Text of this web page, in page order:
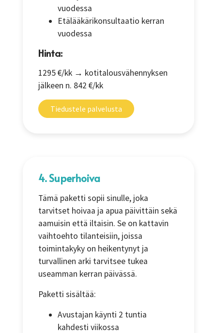
vuodessa
Etälääkärikonsultaatio kerran
vuodessa
Hinta:
1295 €/kk → kotitalousvähennyksen
jälkeen n. 842 €/kk
Tiedustele palvelusta
4. Superhoiva
Tämä paketti sopii sinulle, joka
tarvitset hoivaa ja apua päivittäin sekä
aamuisin että iltaisin. Se on kattavin
vaihtoehto tilanteisiin, joissa
toimintakyky on heikentynyt ja
turvallinen arki tarvitsee tukea
useamman kerran päivässä.
Paketti sisältää:
Avustajan käynti 2 tuntia
kahdesti viikossa